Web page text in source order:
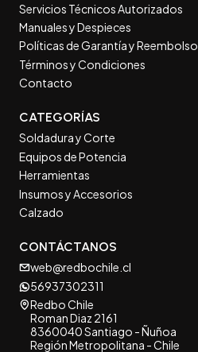
Servicios Técnicos Autorizados
Manuales y Despieces
Políticas de Garantía y Reembolso
Términos y Condiciones
Contacto
CATEGORÍAS
Soldadura y Corte
Equipos de Potencia
Herramientas
Insumos y Accesorios
Calzado
CONTÁCTANOS
web@redbochile.cl
56937302311
Redbo Chile
Roman Diaz 2161
8360040 Santiago - Ñuñoa
Región Metropolitana - Chile